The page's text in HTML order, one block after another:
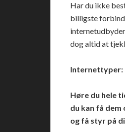
Har du ikke
billigste
dog altid at
Internettyper:
Høre du hele
du kan få dem
og få styr på